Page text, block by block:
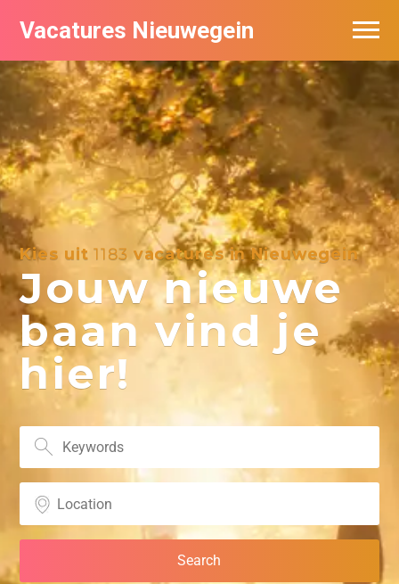
Vacatures Nieuwegein
Kies uit1183 vacatures in Nieuwegein
Jouw nieuwe
baan vind je
hier!
Vacatures per bedrijf in Nieuwegein